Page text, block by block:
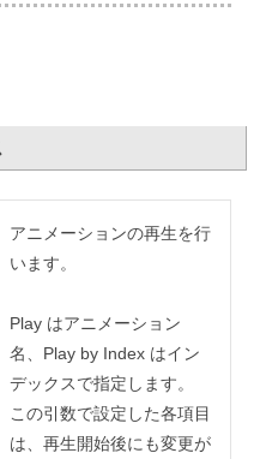
アニメーションの再生を行
います。
Play はアニメーション
名、Play by Index はイン
デックスで指定します。
この引数で設定した各項目
は、再生開始後にも変更が